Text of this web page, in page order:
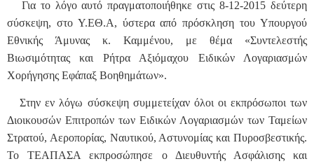
Για το λόγο αυτό πραγματοποιήθηκε στις 8-12-2015 δεύτερη
σύσκεψη, στο Υ.ΕΘ.Α, ύστερα από πρόσκληση του Υπουργού
Εθνικής Άμυνας κ. Καμμένου, με θέμα «Συντελεστής
Βιωσιμότητας και Ρήτρα Αξιόμαχου Ειδικών Λογαριασμών
Χορήγησης Εφάπαξ Βοηθημάτων».
Στην εν λόγω σύσκεψη συμμετείχαν όλοι οι εκπρόσωποι των
Διοικουσών Επιτροπών των Ειδικών Λογαριασμών των Ταμείων
Στρατού, Αεροπορίας, Ναυτικού, Αστυνομίας και Πυροσβεστικής.
Το ΤΕΑΠΑΣΑ εκπροσώπησε ο Διευθυντής Ασφάλισης και